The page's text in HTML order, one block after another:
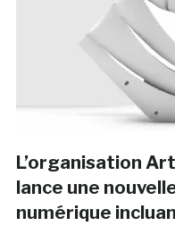
L’organisation
lance une
numérique